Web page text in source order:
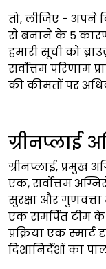
तो, लीजिए - अपने
से बनाने के 5
हमारी सूची को
सर्वोत्तम परिणाम
की कीमतों पर
ग्रीनप्लाई
ग्रीनप्लाई, प्रमुख
एक, सर्वोत्तम
सुरक्षा और गुणवत्ता
एक समर्पित टीम के
प्रक्रिया एक
दिशानिर्देशों का